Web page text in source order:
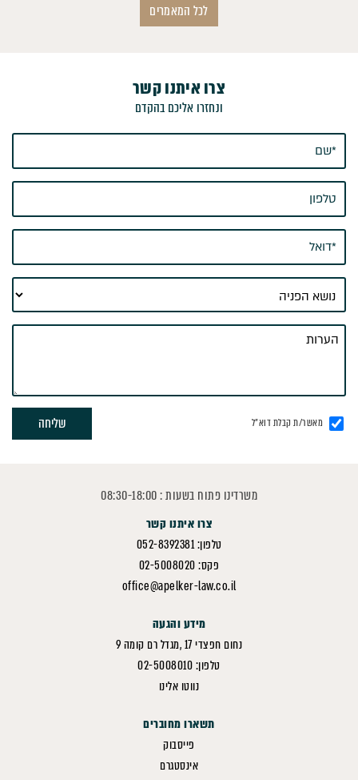
לכל המאמרים
צרו איתנו קשר
ונחזרו אליכם בהקדם
מאשר/ת קבלת דוא"ל
משרדינו פתוח בשעות : 08:30-18:00
צרו איתנו קשר
טלפון: 052-8392381
פקס: 02-5008020
office@apelker-law.co.il
מידע והגעה
נחום חפצדי 17 ,מגדל רם קומה 9
טלפון: 02-5008010
נווטו אלינו
תשארו מחוברים
פייסבוק
אינסטגרם